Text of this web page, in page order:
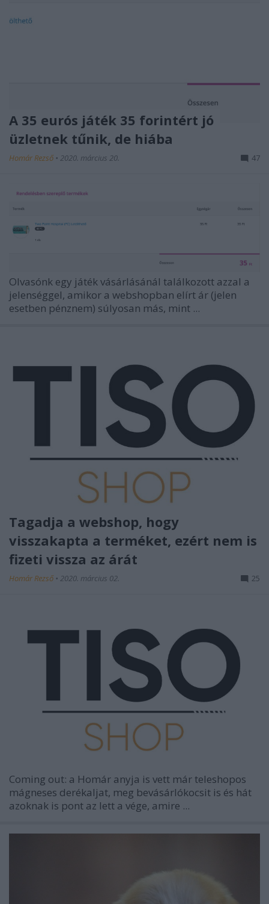
A 35 eurós játék 35 forintért jó
üzletnek tűnik, de hiába
Homár Rezső • 2020. március 20. 47
Olvasónk egy játék vásárlásánál találkozott azzal a
jelenséggel, amikor a webshopban elírt ár (jelen
esetben pénznem) súlyosan más, mint ...
Tagadja a webshop, hogy
visszakapta a terméket, ezért nem is
fizeti vissza az árát
Homár Rezső • 2020. március 02. 25
Coming out: a Homár anyja is vett már teleshopos
mágneses derékaljat, meg bevásárlókocsit is és hát
azoknak is pont az lett a vége, amire ...